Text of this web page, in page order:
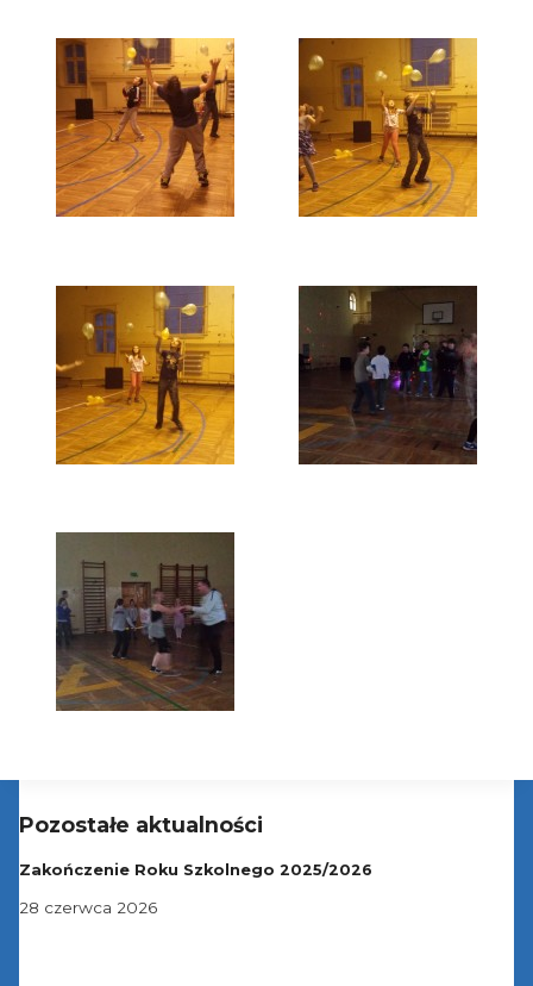
Pozostałe aktualności
Zakończenie Roku Szkolnego 2025/2026
28 czerwca 2026